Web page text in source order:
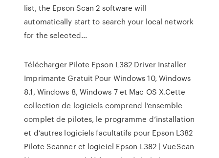
list, the Epson Scan 2 software will
automatically start to search your local network
for the selected...
Télécharger Pilote Epson L382 Driver Installer
Imprimante Gratuit Pour Windows 10, Windows
8.1, Windows 8, Windows 7 et Mac OS X.Cette
collection de logiciels comprend l’ensemble
complet de pilotes, le programme d’installation
et d’autres logiciels facultatifs pour Epson L382
Pilote Scanner et logiciel Epson L382 | VueScan